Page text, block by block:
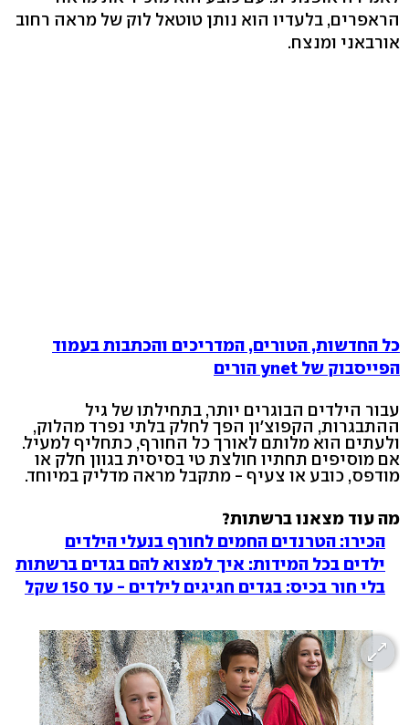
הראפרים, בלעדיו הוא נותן טוטאל לוק של מראה רחוב
אורבאני ומנצח.
כל החדשות, הטורים, המדריכים והכתבות בעמוד
הפייסבוק של ynet הורים
עבור הילדים הבוגרים יותר, בתחילתו של גיל
ההתבגרות, הקפוצ'ון הפך לחלק בלתי נפרד מהלוק,
ולעתים הוא מלותם לאורך כל החורף, כתחליף למעיל.
אם מוסיפים תחתיו חולצת טי בסיסית בגוון חלק או
מודפס, כובע או צעיף - מתקבל מראה מדליק במיוחד.
מה עוד מצאנו ברשתות?
הכירו: הטרנדים החמים לחורף בנעלי הילדים
ילדים בכל המידות: איך למצוא להם בגדים ברשתות
בלי חור בכיס: בגדים חגיגים לילדים - עד 150 שקל